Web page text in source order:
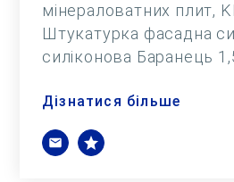
мінераловатних плит,
Штукатурка фасадна
силіконова Баранець
Дізнатися більше